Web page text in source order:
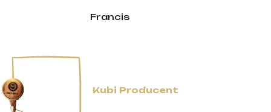
Francis
Kubi Producent